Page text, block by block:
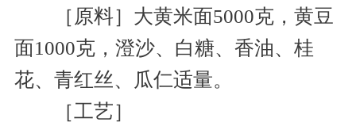
［原料］大黄米面5000克，黄豆
面1000克，澄沙、白糖、香油、桂
花、青红丝、瓜仁适量。
［工艺］